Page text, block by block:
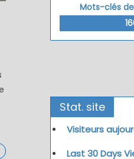
Mots-clés
Stat. site
Visiteurs
Last 30 Days